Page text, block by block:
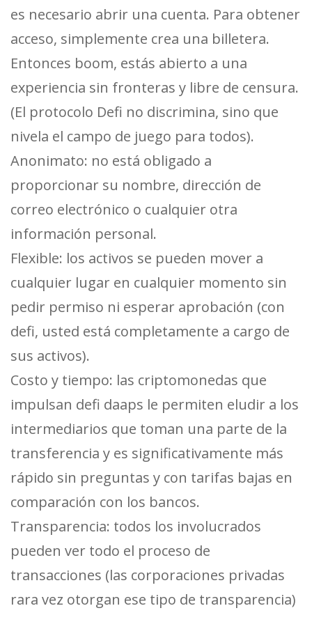
es necesario abrir una cuenta. Para obtener
acceso, simplemente crea una billetera.
Entonces boom, estás abierto a una
experiencia sin fronteras y libre de censura.
(El protocolo Defi no discrimina, sino que
nivela el campo de juego para todos).
Anonimato: no está obligado a
proporcionar su nombre, dirección de
correo electrónico o cualquier otra
información personal.
Flexible: los activos se pueden mover a
cualquier lugar en cualquier momento sin
pedir permiso ni esperar aprobación (con
defi, usted está completamente a cargo de
sus activos).
Costo y tiempo: las criptomonedas que
impulsan defi daaps le permiten eludir a los
intermediarios que toman una parte de la
transferencia y es significativamente más
rápido sin preguntas y con tarifas bajas en
comparación con los bancos.
Transparencia: todos los involucrados
pueden ver todo el proceso de
transacciones (las corporaciones privadas
rara vez otorgan ese tipo de transparencia)